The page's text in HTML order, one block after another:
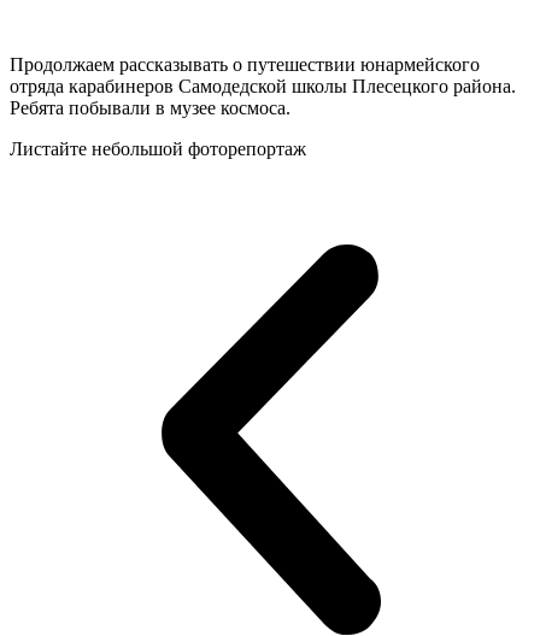
Продолжаем рассказывать о путешествии юнармейского
отряда карабинеров Самодедской школы Плесецкого района.
Ребята побывали в музее космоса.
Листайте небольшой фоторепортаж